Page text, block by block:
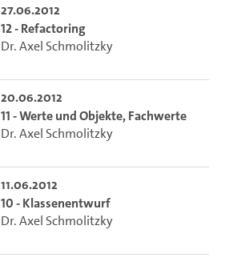
27.06.2012
12 - Refactoring
Dr. Axel Schmolitzky
20.06.2012
11 - Werte und Objekte, Fachwerte
Dr. Axel Schmolitzky
11.06.2012
10 - Klassenentwurf
Dr. Axel Schmolitzky